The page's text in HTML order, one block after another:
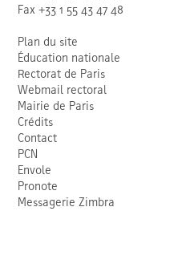
Fax +33 1 55 43 47 48
Plan du site
Éducation nationale
Rectorat de Paris
Webmail rectoral
Mairie de Paris
Crédits
Contact
PCN
Envole
Pronote
Messagerie Zimbra